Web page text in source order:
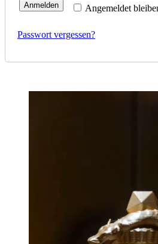
Angemeldet
Anmelden
Passwort vergessen?